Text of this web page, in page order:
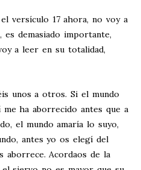
versículo 17 ahora, no voy a
demasiado importante,
a leer en su totalidad,
unos a otros. Si el mundo
ha aborrecido antes que a
el mundo amaría lo suyo,
antes yo os elegí del
aborrece. Acordaos de la